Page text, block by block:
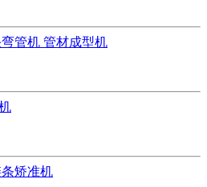
管机 管材成型机
矫准机